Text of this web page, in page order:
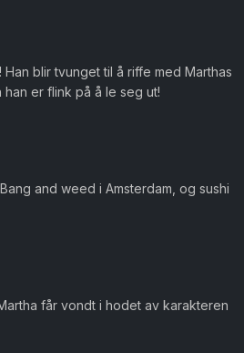
blir tvunget til å riffe med Marthas
er flink på å le seg ut!
and weed i Amsterdam, og sushi
får vondt i hodet av karakteren